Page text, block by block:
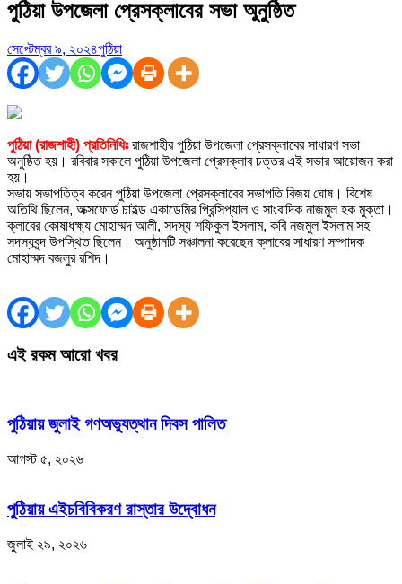
পুঠিয়া উপজেলা প্রেসক্লাবের সভা অুনুষ্ঠিত
সেপ্টেম্বর ৯, ২০২৪পুঠিয়া
পুঠিয়া (রাজশাহী) প্রতিনিধিঃ রাজশাহীর পুঠিয়া উপজেলা প্রেসক্লাবের সাধারণ সভা
অনুষ্ঠিত হয়। রবিবার সকালে পুঠিয়া উপজেলা প্রেসক্লাব চত্তর এই সভার আয়োজন করা
হয়।
সভায় সভাপতিত্ব করেন পুঠিয়া উপজেলা প্রেসক্লাবের সভাপতি বিজয় ঘোষ। বিশেষ
অতিথি ছিলেন, অক্সফোর্ড চাইল্ড একাডেমির প্রিন্সিপ্যাল ও সাংবাদিক নাজমুল হক মুক্তা।
ক্লাবের কোষাধক্ষ্য মোহাম্মদ আলী, সদস্য শফিকুল ইসলাম, কবি নজমুল ইসলাম সহ
সদস্যবৃন্দ উপস্থিত ছিলেন। অনুষ্ঠানটি সঞ্চালনা করেছেন ক্লাবের সাধারণ সম্পাদক
মোহাম্মদ বজলুর রশিদ।
এই রকম আরো খবর
পুঠিয়ায় জুলাই গণঅভ্যুত্থান দিবস পালিত
আগস্ট ৫, ২০২৬
পুঠিয়ায় এইচবিবিকরণ রাস্তার উদ্বোধন
জুলাই ২৯, ২০২৬